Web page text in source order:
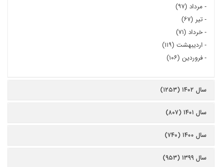
- مرداد (۹۷)
-تیر (۶۷)
-خرداد (۷۱)
- اردیبهشت (۱۱۹)
-فروردین (۱۰۶)
سال ۱۴۰۲ (۱۲۵۳)
سال ۱۴۰۱ (۸۰۷)
سال ۱۴۰۰ (۷۴۰)
سال ۱۳۹۹ (۹۵۳)